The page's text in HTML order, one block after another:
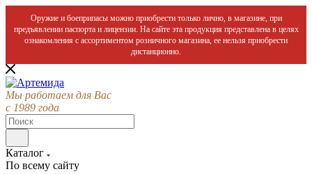
Оружие и боеприпасы можно приобрести только лично, в магазине, при
предъявлении паспорта и лицензии. На сайте эта продукция представлена в целях
ознакомления с ассортиментом розничного магазина, ее нельзя приобрести
дистанционно.
Мы работаем для Вас
с 1989 года
Каталог
По всему сайту